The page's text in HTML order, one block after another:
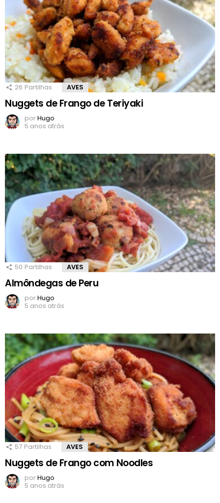
26 Partilhas AVES
Nuggets de Frango de Teriyaki
porHugo
5 anos atrás
50 Partilhas AVES
Almôndegas de Peru
porHugo
5 anos atrás
57 Partilhas AVES
Nuggets de Frango com Noodles
porHugo
5 anos atrás